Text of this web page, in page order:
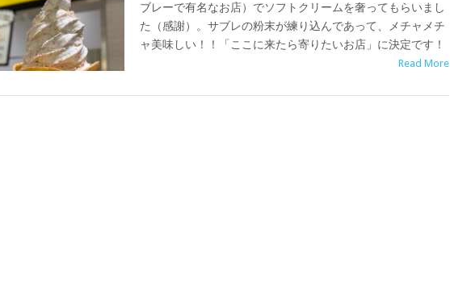
ブレーで有名なお店）でソフトクリームを奢ってもらいまし
た（感謝）。サブレの粉末が練り込んであって、メチャメチ
ャ美味しい！！「ここに来たら寄りたいお店」に決定です！
Read More